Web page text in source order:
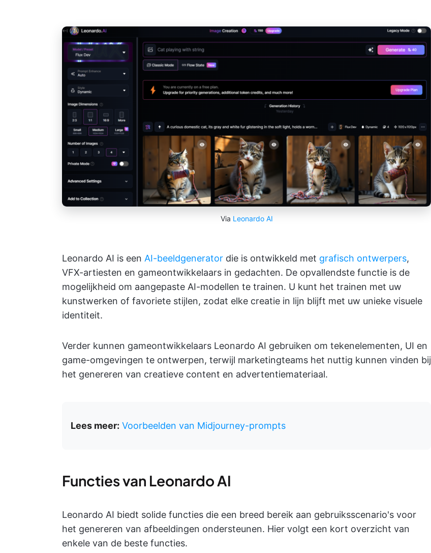
Via Leonardo AI
Leonardo AI is een AI-beeldgenerator die is ontwikkeld met grafisch ontwerpers,
VFX-artiesten en gameontwikkelaars in gedachten. De opvallendste functie is de
mogelijkheid om aangepaste AI-modellen te trainen. U kunt het trainen met uw
kunstwerken of favoriete stijlen, zodat elke creatie in lijn blijft met uw unieke visuele
identiteit.
Verder kunnen gameontwikkelaars Leonardo AI gebruiken om tekenelementen, UI en
game-omgevingen te ontwerpen, terwijl marketingteams het nuttig kunnen vinden bij
het genereren van creatieve content en advertentiemateriaal.
Lees meer: Voorbeelden van Midjourney-prompts
Functies van Leonardo AI
Leonardo AI biedt solide functies die een breed bereik aan gebruiksscenario's voor
het genereren van afbeeldingen ondersteunen. Hier volgt een kort overzicht van
enkele van de beste functies.